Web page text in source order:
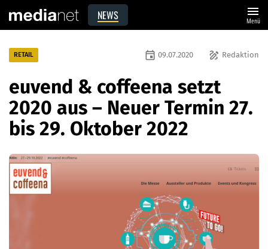
NEWS menu
Menü
RETAIL draw Redaktion
event 09.07.2020
euvend & coffeena setzt
2020 aus – Neuer Termin 27.
bis 29. Oktober 2022